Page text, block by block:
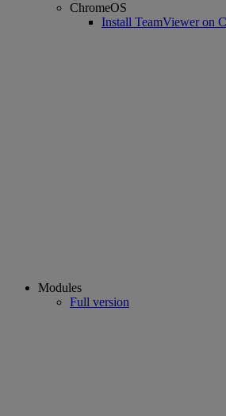
ChromeOS
Install TeamViewer on
Modules
Full version